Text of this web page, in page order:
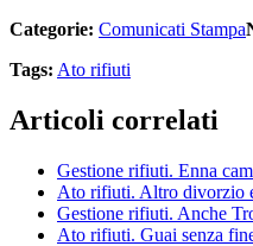
Categorie: Comunicati Stampa
Tags: Ato rifiuti
Articoli correlati
Gestione rifiuti. Enna
Ato rifiuti. Altro divorzio
Gestione rifiuti. Anche
Ato rifiuti. Guai senza